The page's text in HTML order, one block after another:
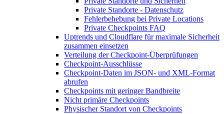
Private Standorte - Datenschutz
Fehlerbehebung bei Private Locations
Private Checkpoints FAQ
Uptrends und Cloudflare für maximale Sicherheit
zusammen einsetzen
Verteilung der Checkpoint-Überprüfungen
Checkpoint-Ausschlüsse
Checkpoint-Daten im JSON- und XML-Format
abrufen
Checkpoints mit geringer Bandbreite
Nicht primäre Checkpoints
Physischer Standort von Checkpoints